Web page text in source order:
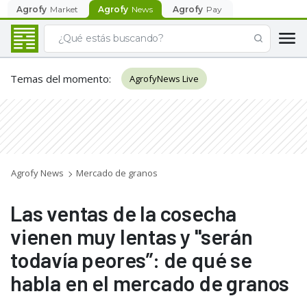
Agrofy Market Agrofy News Agrofy Pay
Temas del momento: AgrofyNews Live
Agrofy News Mercado de granos
Las ventas de la cosecha
vienen muy lentas y "serán
todavía peores”: de qué se
habla en el mercado de granos